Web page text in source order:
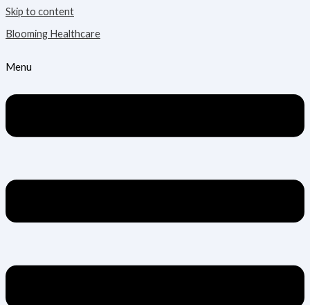
Skip to content
Blooming Healthcare
Menu